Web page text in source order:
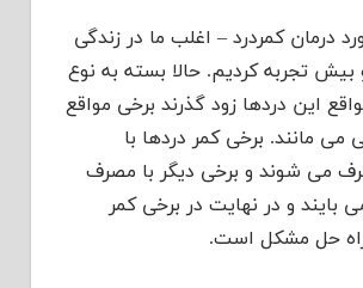
کمردرد – اغلب ما در زندگی
کردیم. حالا بسته به نوع
دردها زود گذرند برخی مواقع
برخی کمر دردها با
و برخی دیگر با مصرف
و در نهایت در برخی کمر
مشکل است.